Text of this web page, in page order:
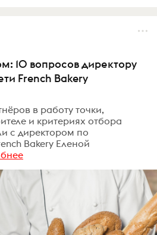
10 вопросов директору
French Bakery
в работу точки,
и критериях отбора
с директором по
Bakery Еленой